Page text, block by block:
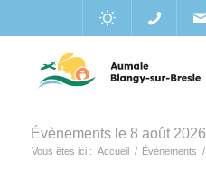
Évènements le 8 août 2026
Vous êtes ici : Accueil / Évènements /